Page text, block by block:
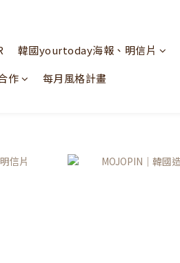
韓國yourtoday海報、明信片
作 每月風格計畫